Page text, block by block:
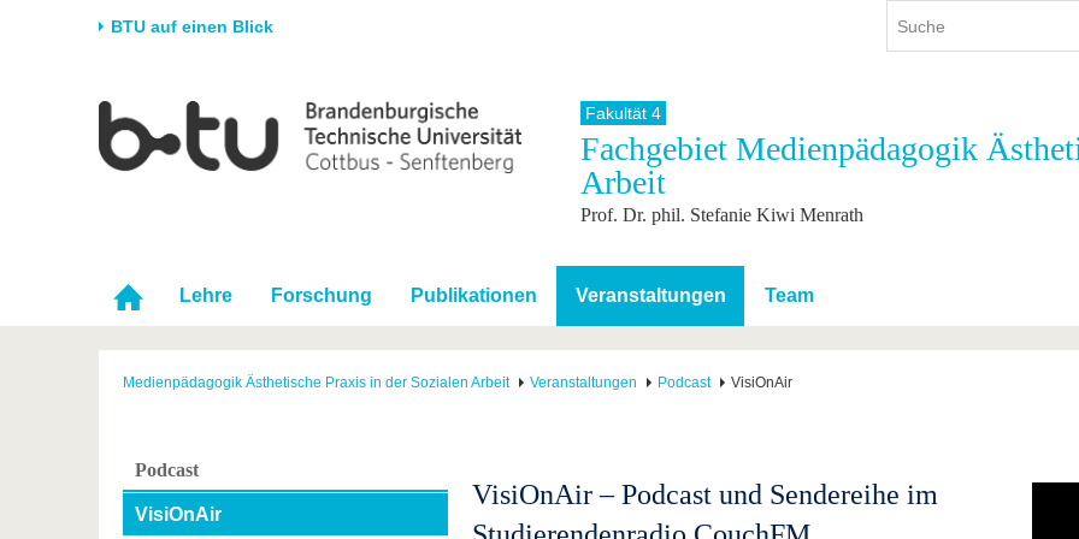
BTU auf einen Blick
Universität
Partnerschaften &
Strukturwandel
Forschung
Wissenschaftlicher
Studium
Studienangebot
Vor dem Studium
Nach dem Studium
International
Aus dem Ausland an die BTU
Für internationale
Kontakt
Weiterbildung
Fakultät 4
Fachgebiet Medienpädagogik
Arbeit
Prof. Dr. phil. Stefanie Kiwi Menrath
Lehre Forschung Publikationen Veranstaltungen Team
Medienpädagogik Ästhetische Praxis in der Sozialen Arbeit Veranstaltungen Podcast VisiOnAir
Podcast
VisiOnAir
VisiOnAir – Podcast und Sendereihe im